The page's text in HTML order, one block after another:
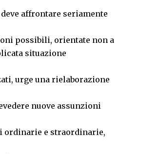
affrontare seriamente
possibili, orientate non a
situazione
urge una rielaborazione
nuove assunzioni
ordinarie e straordinarie,